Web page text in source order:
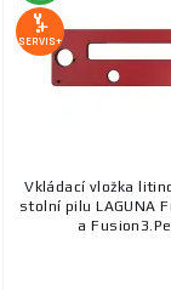
SERVIS+
Vkládací vložka
stolní pilu LAGUNA
a